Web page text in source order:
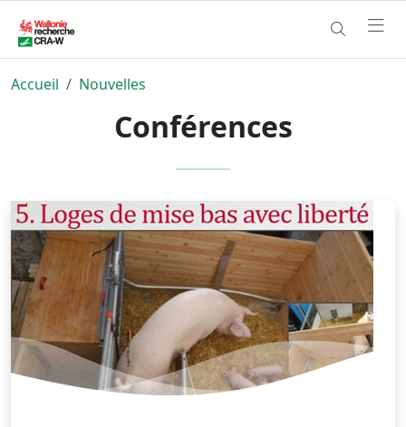
Accueil Nouvelles
Conférences